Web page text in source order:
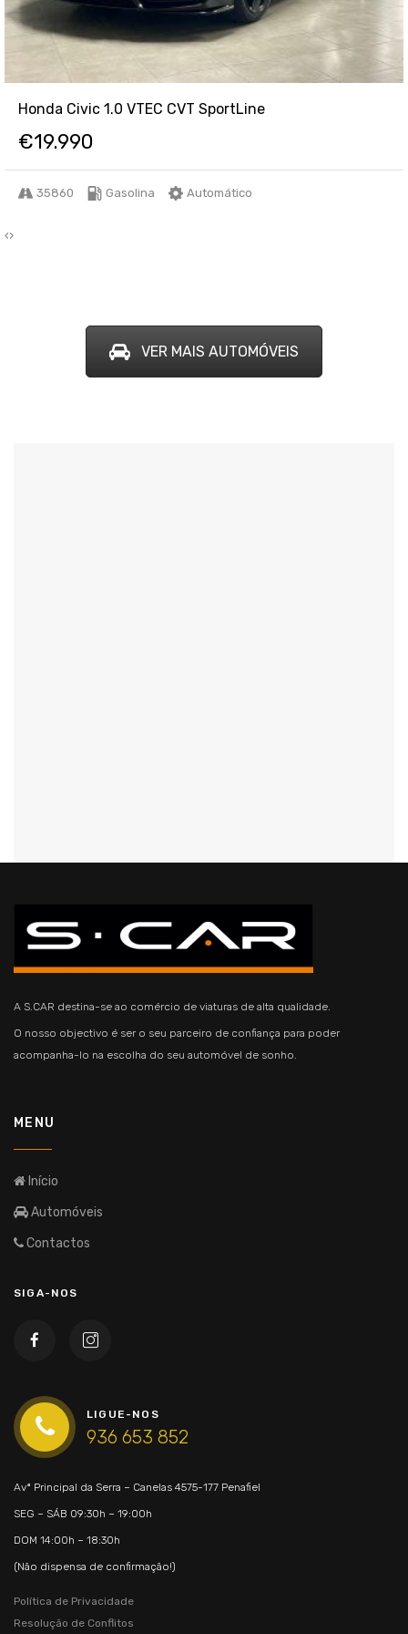
Honda Civic 1.0 VTEC CVT SportLine
19.990
35860 Gasolina Automático
‹›
VER MAIS AUTOMÓVEIS
A S.CAR destina-se ao comércio de viaturas de alta qualidade.
O nosso objectivo é ser o seu parceiro de confiança para poder
acompanha-lo na escolha do seu automóvel de sonho.
MENU
Início
Automóveis
Contactos
SIGA-NOS
LIGUE-NOS
936 653 852
Avª Principal da Serra – Canelas 4575-177 Penafiel
SEG – SÁB 09:30h – 19:00h
DOM 14:00h – 18:30h
(Não dispensa de confirmação!)
Política de Privacidade
Resolução de Conflitos